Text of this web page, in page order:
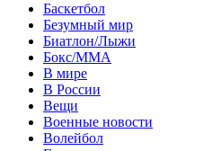
Баскетбол
Безумный мир
Биатлон/Лыжи
Бокс/MMA
В мире
В России
Вещи
Военные новости
Волейбол